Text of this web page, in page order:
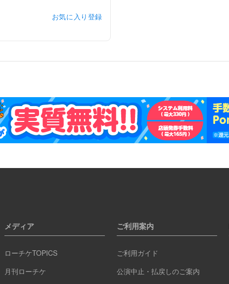
お気に入り登録
メディア
ローチケTOPICS
月刊ローチケ
ご利用案内
ご利用ガイド
公演中止・払戻しのご案内